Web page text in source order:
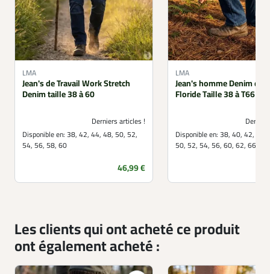
LMA
Jean's de Travail Work Stretch
Denim taille 38 à 60
Derniers articles !
Disponible en: 38, 42, 44, 48, 50, 52,
54, 56, 58, 60
Prix
46,99 €
LMA
Jean's homme Denim
Floride Taille 38 à T66
Disponible en:38, 40, 42, 44,
50, 52, 54, 56, 60, 62, 66
Les clients qui ont acheté ce produit
ont également acheté :